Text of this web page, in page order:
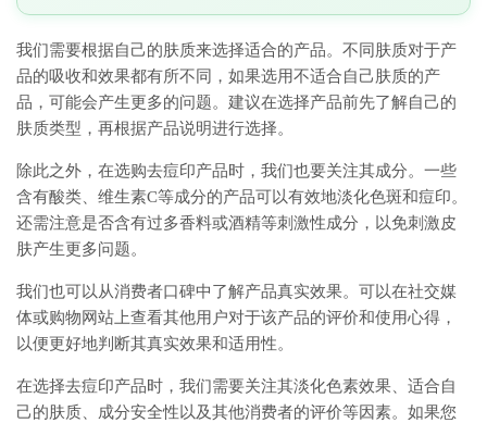
我们需要根据自己的肤质来选择适合的产品。不同肤质对于产
品的吸收和效果都有所不同，如果选用不适合自己肤质的产
品，可能会产生更多的问题。建议在选择产品前先了解自己的
肤质类型，再根据产品说明进行选择。
除此之外，在选购去痘印产品时，我们也要关注其成分。一些
含有酸类、维生素C等成分的产品可以有效地淡化色斑和痘印。
还需注意是否含有过多香料或酒精等刺激性成分，以免刺激皮
肤产生更多问题。
我们也可以从消费者口碑中了解产品真实效果。可以在社交媒
体或购物网站上查看其他用户对于该产品的评价和使用心得，
以便更好地判断其真实效果和适用性。
在选择去痘印产品时，我们需要关注其淡化色素效果、适合自
己的肤质、成分安全性以及其他消费者的评价等因素。如果您